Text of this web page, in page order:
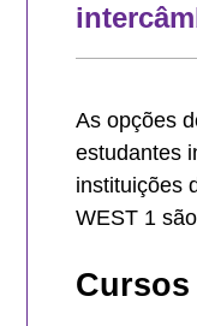
As opções
estudantes
instituições
WEST 1